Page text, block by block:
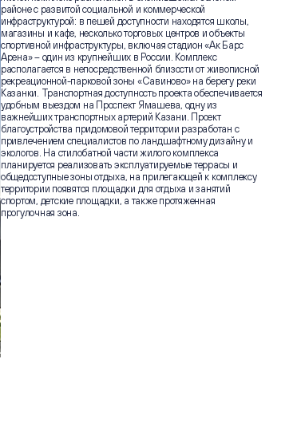
районе с развитой социальной и коммерческой
инфраструктурой: в пешей доступности находятся школы,
магазины и кафе, несколько торговых центров и объекты
спортивной инфраструктуры, включая стадион «Ак Барс
Арена» – один из крупнейших в России. Комплекс
располагается в непосредственной близости от живописной
рекреационной-парковой зоны «Савиново» на берегу реки
Казанки. Транспортная доступность проекта обеспечивается
удобным выездом на Проспект Ямашева, одну из
важнейших транспортных артерий Казани. Проект
благоустройства придомовой территории разработан с
привлечением специалистов по ландшафтному дизайну и
экологов. На стилобатной части жилого комплекса
планируется реализовать эксплуатируемые террасы и
общедоступные зоны отдыха, на прилегающей к комплексу
территории появятся площадки для отдыха и занятий
спортом, детские площадки, а также протяженная
прогулочная зона.